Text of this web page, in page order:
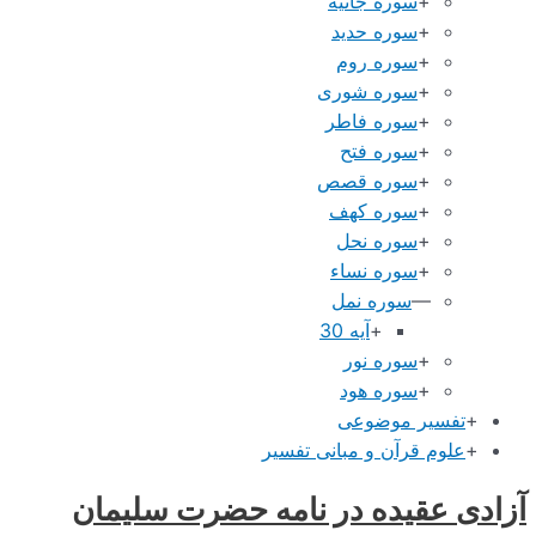
+سوره حدید
+سوره روم
+سوره شوری
+سوره فاطر
+سوره فتح
+سوره قصص
+سوره کهف
+سوره نحل
+سوره نساء
—سوره نمل
+آیه 30
+سوره نور
+سوره هود
+تفسیر موضوعی
+علوم قرآن و مبانی تفسیر
آزادی عقیده در نامه حضرت سلیمان